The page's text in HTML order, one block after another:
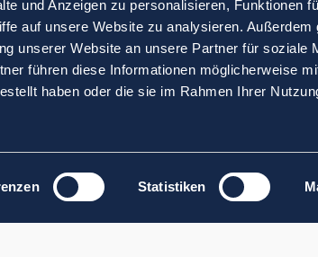
und Anzeigen zu personalisieren, Funktionen
auf unsere Website zu analysieren. Außerdem
unserer Website an unsere Partner für soziale
führen diese Informationen möglicherweise
haben oder die sie im Rahmen Ihrer
Statistiken